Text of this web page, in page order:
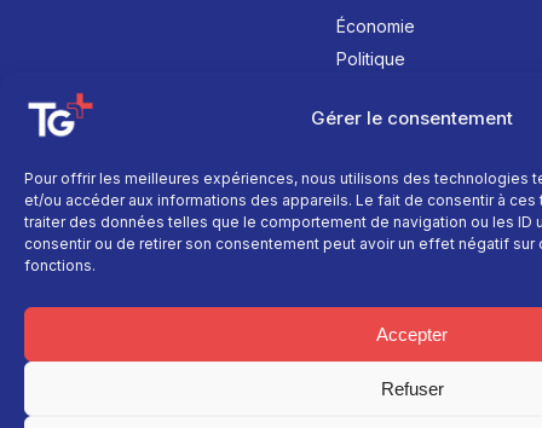
Gérer le consentement
Pour offrir les meilleures expériences, nous utilisons des technologies
et/ou accéder aux informations des appareils. Le fait de consentir à
traiter des données telles que le comportement de navigation ou les ID
consentir ou de retirer son consentement peut avoir un effet négatif
fonctions.
Accepter
Refuser
Économie
Politique